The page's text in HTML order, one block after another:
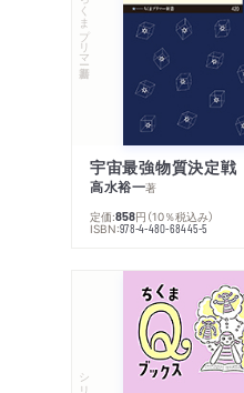
ちくまプリマー新書
宇宙最強物質決定戦
高水裕一著
定価:858円 （10％税込み）
ISBN:978-4-480-68445-5
シリーズ・全集